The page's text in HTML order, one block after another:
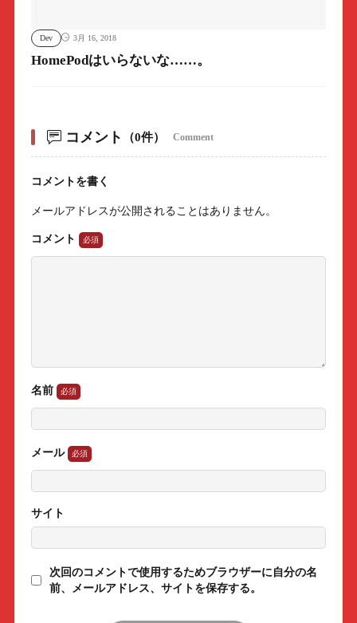
Dev 3月 16, 2018
HomePodはいらないな……。
コメント （0件） Comment
コメントを書く
メールアドレスが公開されることはありません。
コメント
名前
メール
サイト
次回のコメントで使用するためブラウザーに自分の名
前、メールアドレス、サイトを保存する。